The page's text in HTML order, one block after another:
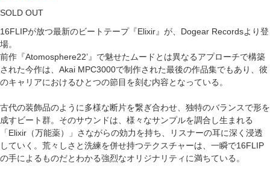
SOLD OUT
16FLIPが放つ最新のビートテープ『Elixir』が、Dogear Recordsより登
場。
前作『Atomosphere22’』で魅せたムードとは異なるアプローチで構築
された今作は、Akai MPC3000で制作された最後の作品集でもあり、彼
のキャリアにおけるひとつの節目を刻む内容となっている。
古代の装飾品のように多様な断片を繋ぎ合わせ、独特のバランスで形を
成すビート群。そのサウンドは、様々なサンプルを調合し生まれる
「Elixir（万能薬）」さながらの効力を持ち、リスナーの耳に深く浸透
していく。荒々しさと洗練を併せ持つテクスチャーは、一瞬で16FLIP
の手によるものだとわかる強烈なオリジナリティに満ちている。